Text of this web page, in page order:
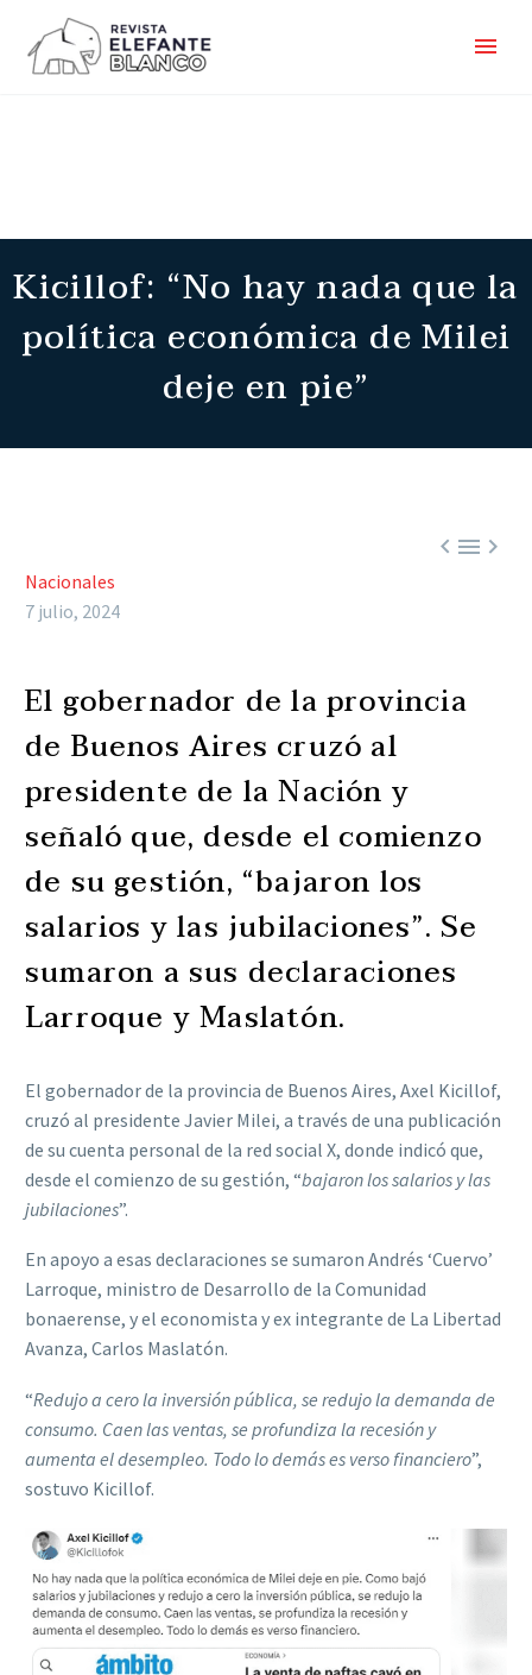
Kicillof: “No hay nada que la
política económica de Milei
deje en pie”

Nacionales
7 julio, 2024
El gobernador de la provincia
de Buenos Aires cruzó al
presidente de la Nación y
señaló que, desde el comienzo
de su gestión, “bajaron los
salarios y las jubilaciones”. Se
sumaron a sus declaraciones
Larroque y Maslatón.
El gobernador de la provincia de Buenos Aires, Axel Kicillof,
cruzó al presidente Javier Milei, a través de una publicación
de su cuenta personal de la red social X, donde indicó que,
desde el comienzo de su gestión, “bajaron los salarios y las
jubilaciones”.
En apoyo a esas declaraciones se sumaron Andrés ‘Cuervo’
Larroque, ministro de Desarrollo de la Comunidad
bonaerense, y el economista y ex integrante de La Libertad
Avanza, Carlos Maslatón.
“Redujo a cero la inversión pública, se redujo la demanda de
consumo. Caen las ventas, se profundiza la recesión y
aumenta el desempleo. Todo lo demás es verso financiero”,
sostuvo Kicillof.